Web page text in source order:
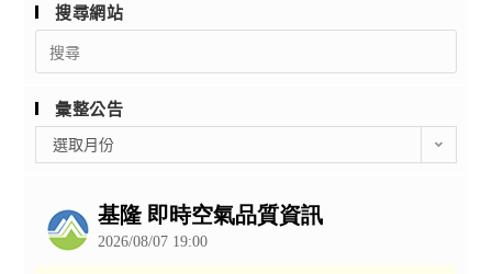
搜尋網站
Search
for:
彙整公告
整
選取月份